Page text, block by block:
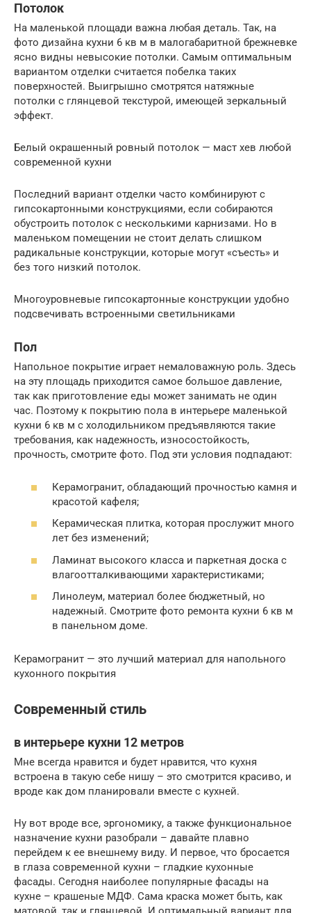
Потолок
На маленькой площади важна любая деталь. Так, на
фото дизайна кухни 6 кв м в малогабаритной брежневке
ясно видны невысокие потолки. Самым оптимальным
вариантом отделки считается побелка таких
поверхностей. Выигрышно смотрятся натяжные
потолки с глянцевой текстурой, имеющей зеркальный
эффект.
Белый окрашенный ровный потолок — маст хев любой
современной кухни
Последний вариант отделки часто комбинируют с
гипсокартонными конструкциями, если собираются
обустроить потолок с несколькими карнизами. Но в
маленьком помещении не стоит делать слишком
радикальные конструкции, которые могут «съесть» и
без того низкий потолок.
Многоуровневые гипсокартонные конструкции удобно
подсвечивать встроенными светильниками
Пол
Напольное покрытие играет немаловажную роль. Здесь
на эту площадь приходится самое большое давление,
так как приготовление еды может занимать не один
час. Поэтому к покрытию пола в интерьере маленькой
кухни 6 кв м с холодильником предъявляются такие
требования, как надежность, износостойкость,
прочность, смотрите фото. Под эти условия подпадают:
Керамогранит, обладающий прочностью камня и
красотой кафеля;
Керамическая плитка, которая прослужит много
лет без изменений;
Ламинат высокого класса и паркетная доска с
влагоотталкивающими характеристиками;
Линолеум, материал более бюджетный, но
надежный. Смотрите фото ремонта кухни 6 кв м
в панельном доме.
Керамогранит — это лучший материал для напольного
кухонного покрытия
Современный стиль
в интерьере кухни 12 метров
Мне всегда нравится и будет нравится, что кухня
встроена в такую себе нишу – это смотрится красиво, и
вроде как дом планировали вместе с кухней.
Ну вот вроде все, эргономику, а также функциональное
назначение кухни разобрали – давайте плавно
перейдем к ее внешнему виду. И первое, что бросается
в глаза современной кухни – гладкие кухонные
фасады. Сегодня наиболее популярные фасады на
кухне – крашеные МДФ. Сама краска может быть, как